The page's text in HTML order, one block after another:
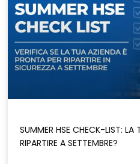
SUMMER HSE CHECK-LIST: LA
RIPARTIRE A SETTEMBRE?